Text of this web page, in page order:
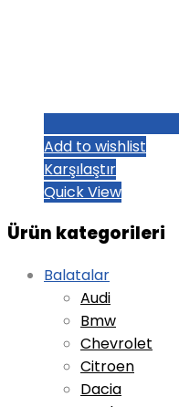
Add to wishlist
Karşılaştır
Quick View
Ürün kategorileri
Balatalar
Audi
Bmw
Chevrolet
Citroen
Dacia